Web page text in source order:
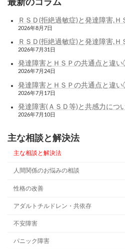
最新のコラム
ＲＳＤ(拒絶過敏症)と発達障害,
2026年8月7日
ＲＳＤ(拒絶過敏症)と発達障害,
2026年7月31日
発達障害とＨＳＰの共通点と違
2026年7月24日
発達障害とＨＳＰの共通点と違
2026年7月17日
発達障害(ＡＳＤ等)と共感力につ
2026年7月10日
主な相談と解決法
主な相談と解決法
人間関係のお悩みの相談
性格の改善
アダルトチルドレン・共依存
不安障害
パニック障害